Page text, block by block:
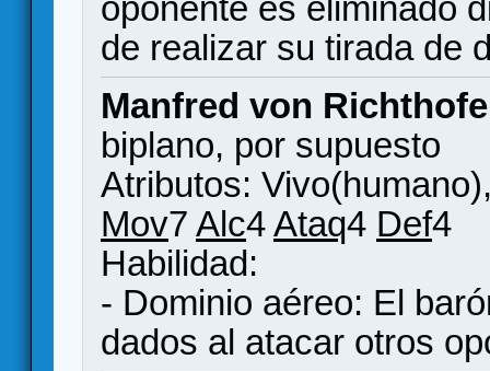
oponente es eliminado
de realizar su tirada de
Manfred von
biplano, por supuesto
Atributos:
Mov7 Alc4Ataq4 Def4
Habilidad:
- Dominio aéreo: El
dados al atacar otros